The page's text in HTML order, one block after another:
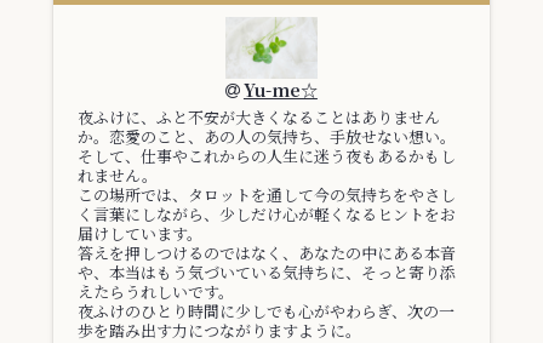
Yu-me☆
夜ふけに、ふと不安が大きくなることはありません
か。恋愛のこと、あの人の気持ち、手放せない想い。
そして、仕事やこれからの人生に迷う夜もあるかもし
れません。
この場所では、タロットを通して今の気持ちをやさし
く言葉にしながら、少しだけ心が軽くなるヒントをお
届けしています。
答えを押しつけるのではなく、あなたの中にある本音
や、本当はもう気づいている気持ちに、そっと寄り添
えたらうれしいです。
夜ふけのひとり時間に少しでも心がやわらぎ、次の一
歩を踏み出す力につながりますように。